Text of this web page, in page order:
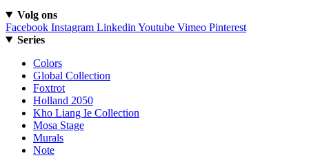
Volg ons
Facebook Instagram Linkedin Youtube Vimeo Pinterest
Series
Colors
Global Collection
Foxtrot
Holland 2050
Kho Liang Ie Collection
Mosa Stage
Murals
Note